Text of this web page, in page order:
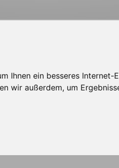
Ihnen ein besseres
wir außerdem, um
Werbepartner